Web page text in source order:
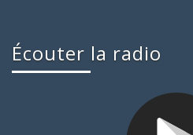
Écouter la radio